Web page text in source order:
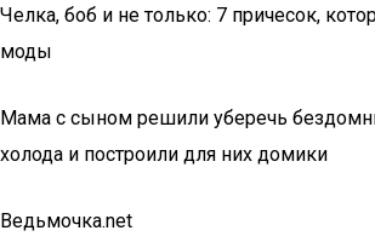
Челка, боб и не только: 7 причесок,
моды
Мама с сыном решили уберечь
холода и построили для них домики
Ведьмочка.net